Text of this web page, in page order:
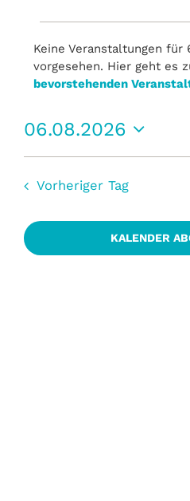
KONTAKT
EVENT BUCHEN
für
6
Hinweis
Keine Veranstaltungen für
vorgesehen. Hier geht es
bevorstehenden
06.08.2026
Datum
Vorheriger Tag
KALENDER